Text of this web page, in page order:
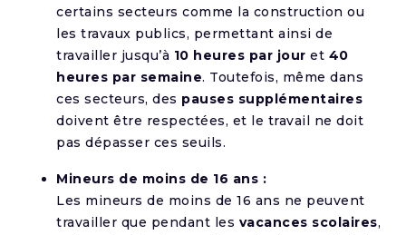
certains secteurs comme la construction ou
les travaux publics, permettant ainsi de
travailler jusqu’à 10 heures par jour et 40
heures par semaine. Toutefois, même dans
ces secteurs, des pauses supplémentaires
doivent être respectées, et le travail ne doit
pas dépasser ces seuils.
Mineurs de moins de 16 ans :
Les mineurs de moins de 16 ans ne peuvent
travailler que pendant les vacances scolaires,